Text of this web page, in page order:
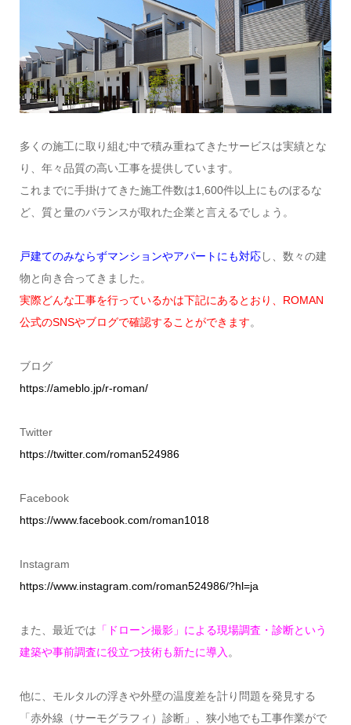
多くの施工に取り組む中で積み重ねてきたサービスは実績とな
り、年々品質の高い工事を提供しています。
これまでに手掛けてきた施工件数は1,600件以上にものぼるな
ど、質と量のバランスが取れた企業と言えるでしょう。
戸建てのみならずマンションやアパートにも対応し、数々の建
物と向き合ってきました。
実際どんな工事を行っているかは下記にあるとおり、ROMAN
公式のSNSやブログで確認することができます。
ブログ
https://ameblo.jp/r-roman/
Twitter
https://twitter.com/roman524986
Facebook
https://www.facebook.com/roman1018
Instagram
https://www.instagram.com/roman524986/?hl=ja
また、最近では 「ドローン撮影」による現場調査・診断という
建築や事前調査に役立つ技術も新たに導入 。
他に、モルタルの浮きや外壁の温度差を計り問題を発見する
「赤外線（サーモグラフィ）診断」、狭小地でも工事作業がで